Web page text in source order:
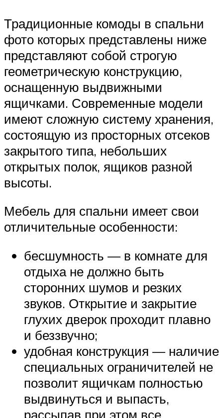
Традиционные комоды в спальни
фото которых представлены ниже
представляют собой строгую
геометрическую конструкцию,
оснащенную выдвижными
ящичками. Современные модели
имеют сложную систему хранения,
состоящую из просторных отсеков
закрытого типа, небольших
открытых полок, ящиков разной
высоты.
Мебель для спальни имеет свои
отличительные особенности:
бесшумность — в комнате для
отдыха не должно быть
сторонних шумов и резких
звуков. Открытие и закрытие
глухих дверок проходит плавно
и беззвучно;
удобная конструкция — наличие
специальных ограничителей не
позволит ящичкам полностью
выдвинуться и выпасть,
рассыпав при этом все